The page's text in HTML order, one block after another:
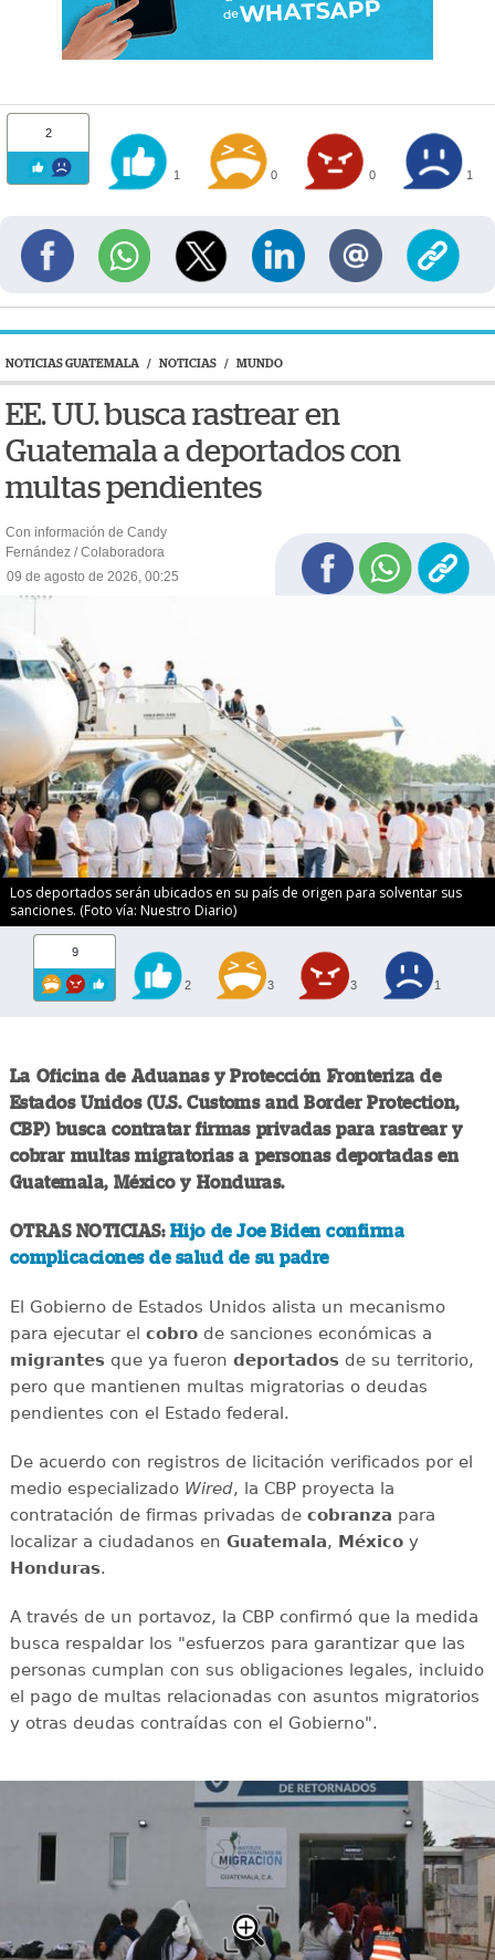
2
1 0 0 1
NOTICIAS GUATEMALA / NOTICIAS / MUNDO
EE. UU. busca rastrear en
Guatemala a deportados con
multas pendientes
Con información de Candy
Fernández / Colaboradora
09 de agosto de 2026, 00:25
Los deportados serán ubicados en su país de origen para solventar sus
sanciones. (Foto vía: Nuestro Diario)
9
2 3 3 1
La Oficina de Aduanas y Protección Fronteriza de
Estados Unidos (U.S. Customs and Border Protection,
CBP) busca contratar firmas privadas para rastrear y
cobrar multas migratorias a personas deportadas en
Guatemala, México y Honduras.
OTRAS NOTICIAS:Hijo de Joe Biden confirma
complicaciones de salud de su padre
El Gobierno de Estados Unidos alista un mecanismo
para ejecutar el cobrode sanciones económicas a
migrantesque ya fueron deportadosde su territorio,
pero que mantienen multas migratorias o deudas
pendientes con el Estado federal.
De acuerdo con registros de licitación verificados por el
medio especializado Wired, la CBP proyecta la
contratación de firmas privadas de cobranza para
localizar a ciudadanos en Guatemala, Méxicoy
Honduras.
A través de un portavoz, la CBP confirmó que la medida
busca respaldar los "esfuerzos para garantizar que las
personas cumplan con sus obligaciones legales, incluido
el pago de multas relacionadas con asuntos migratorios
y otras deudas contraídas con el Gobierno".